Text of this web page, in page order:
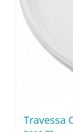
Travessa